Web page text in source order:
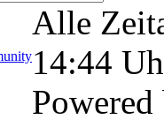
Alle
14:44